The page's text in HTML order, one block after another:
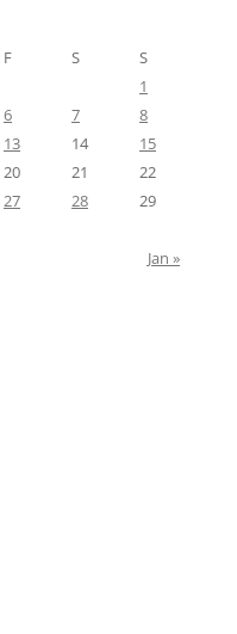
F S
S
1
6 7
8
13 14
15
20 21
22
27 28
29
Jan »